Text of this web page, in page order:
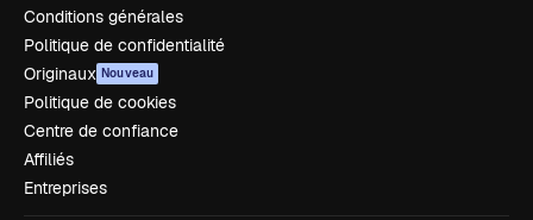
Conditions générales
Politique de confidentialité
Originaux Nouveau
Politique de cookies
Centre de confiance
Affiliés
Entreprises